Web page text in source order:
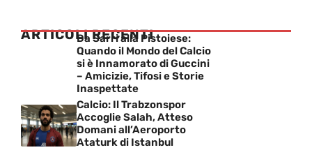
ARTICOLI RECENTI
Da Sarri alla Pistoiese:
Quando il Mondo del Calcio
si è Innamorato di Guccini
– Amicizie, Tifosi e Storie
Inaspettate
Calcio: Il Trabzonspor
Accoglie Salah, Atteso
Domani all’Aeroporto
Ataturk di Istanbul